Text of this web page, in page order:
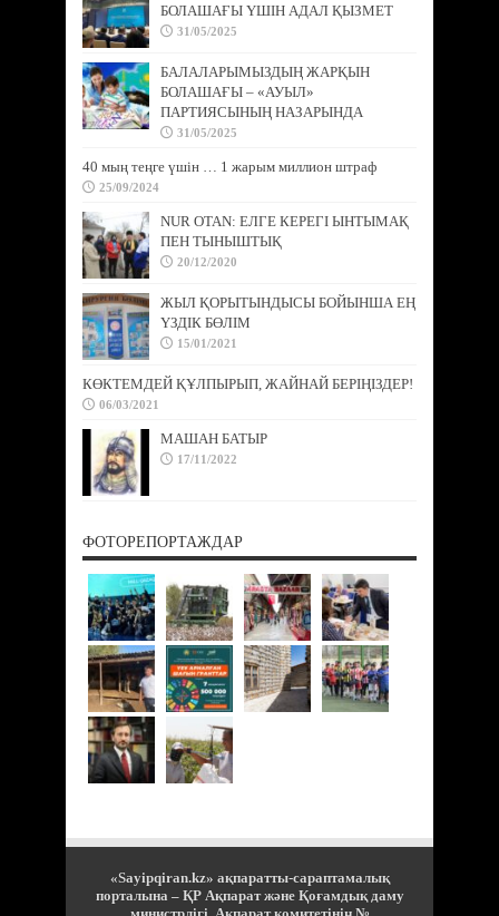
БОЛАШАҒЫ ҮШІН АДАЛ ҚЫЗМЕТ
31/05/2025
БАЛАЛАРЫМЫЗДЫҢ ЖАРҚЫН
БОЛАШАҒЫ – «АУЫЛ»
ПАРТИЯСЫНЫҢ НАЗАРЫНДА
31/05/2025
40 мың теңге үшін … 1 жарым миллион штраф
25/09/2024
NUR OTAN: ЕЛГЕ КЕРЕГІ ЫНТЫМАҚ
ПЕН ТЫНЫШТЫҚ
20/12/2020
ЖЫЛ ҚОРЫТЫНДЫСЫ БОЙЫНША ЕҢ
ҮЗДІК БӨЛІМ
15/01/2021
КӨКТЕМДЕЙ ҚҰЛПЫРЫП, ЖАЙНАЙ БЕРІҢІЗДЕР!
06/03/2021
МАШАН БАТЫР
17/11/2022
ФОТОРЕПОРТАЖДАР
«Sayipqiran.kz» ақпаратты-сараптамалық
порталына – ҚР Ақпарат және Қоғамдық даму